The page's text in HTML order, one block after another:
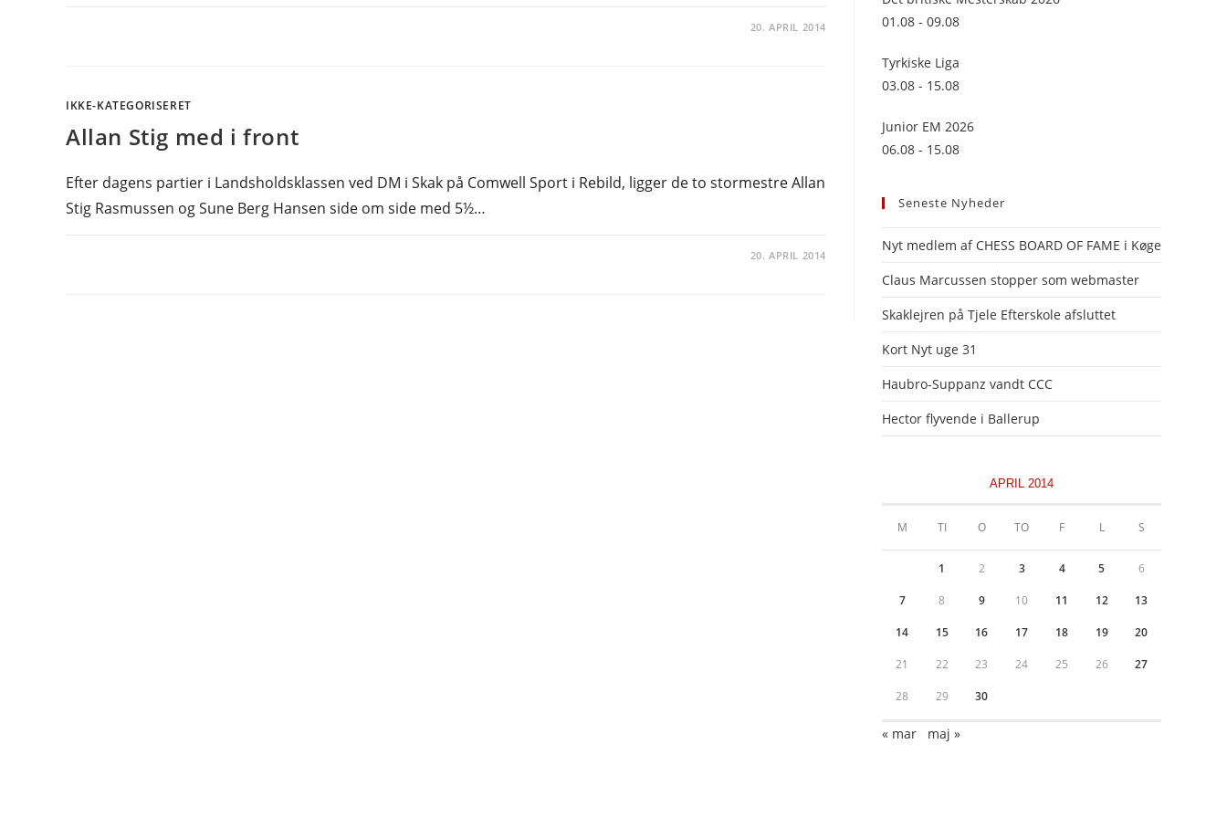
20. APRIL 2014
IKKE-KATEGORISERET
Allan Stig med i front
Efter dagens partier i Landsholdsklassen ved DM i Skak på Comwell Sport i Rebild, ligger de to stormestre Allan
Stig Rasmussen og Sune Berg Hansen side om side med 5½…
20. APRIL 2014
01.08 - 09.08
Tyrkiske Liga
03.08 - 15.08
Junior EM 2026
06.08 - 15.08
Seneste Nyheder
Nyt medlem af CHESS BOARD OF FAME i Køge
Claus Marcussen stopper som webmaster
Skaklejren på Tjele Efterskole afsluttet
Kort Nyt uge 31
Haubro-Suppanz vandt CCC
Hector flyvende i Ballerup
APRIL 2014
M TI O TO F L S
1 2 3 4 5 6
7 8 9 10 11 12 13
14 15 16 17 18 19 20
21 22 23 24 25 26 27
28 29 30
« mar maj »